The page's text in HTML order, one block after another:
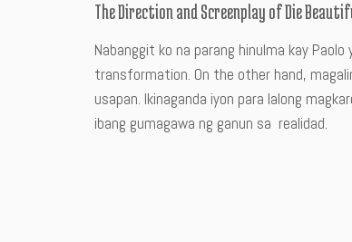
The Direction and Screenplay of Die
Nabanggit ko na parang hinulma kay
transformation. On the other hand,
usapan. Ikinaganda iyon para lalong
ibang gumagawa ng ganun sa realidad.